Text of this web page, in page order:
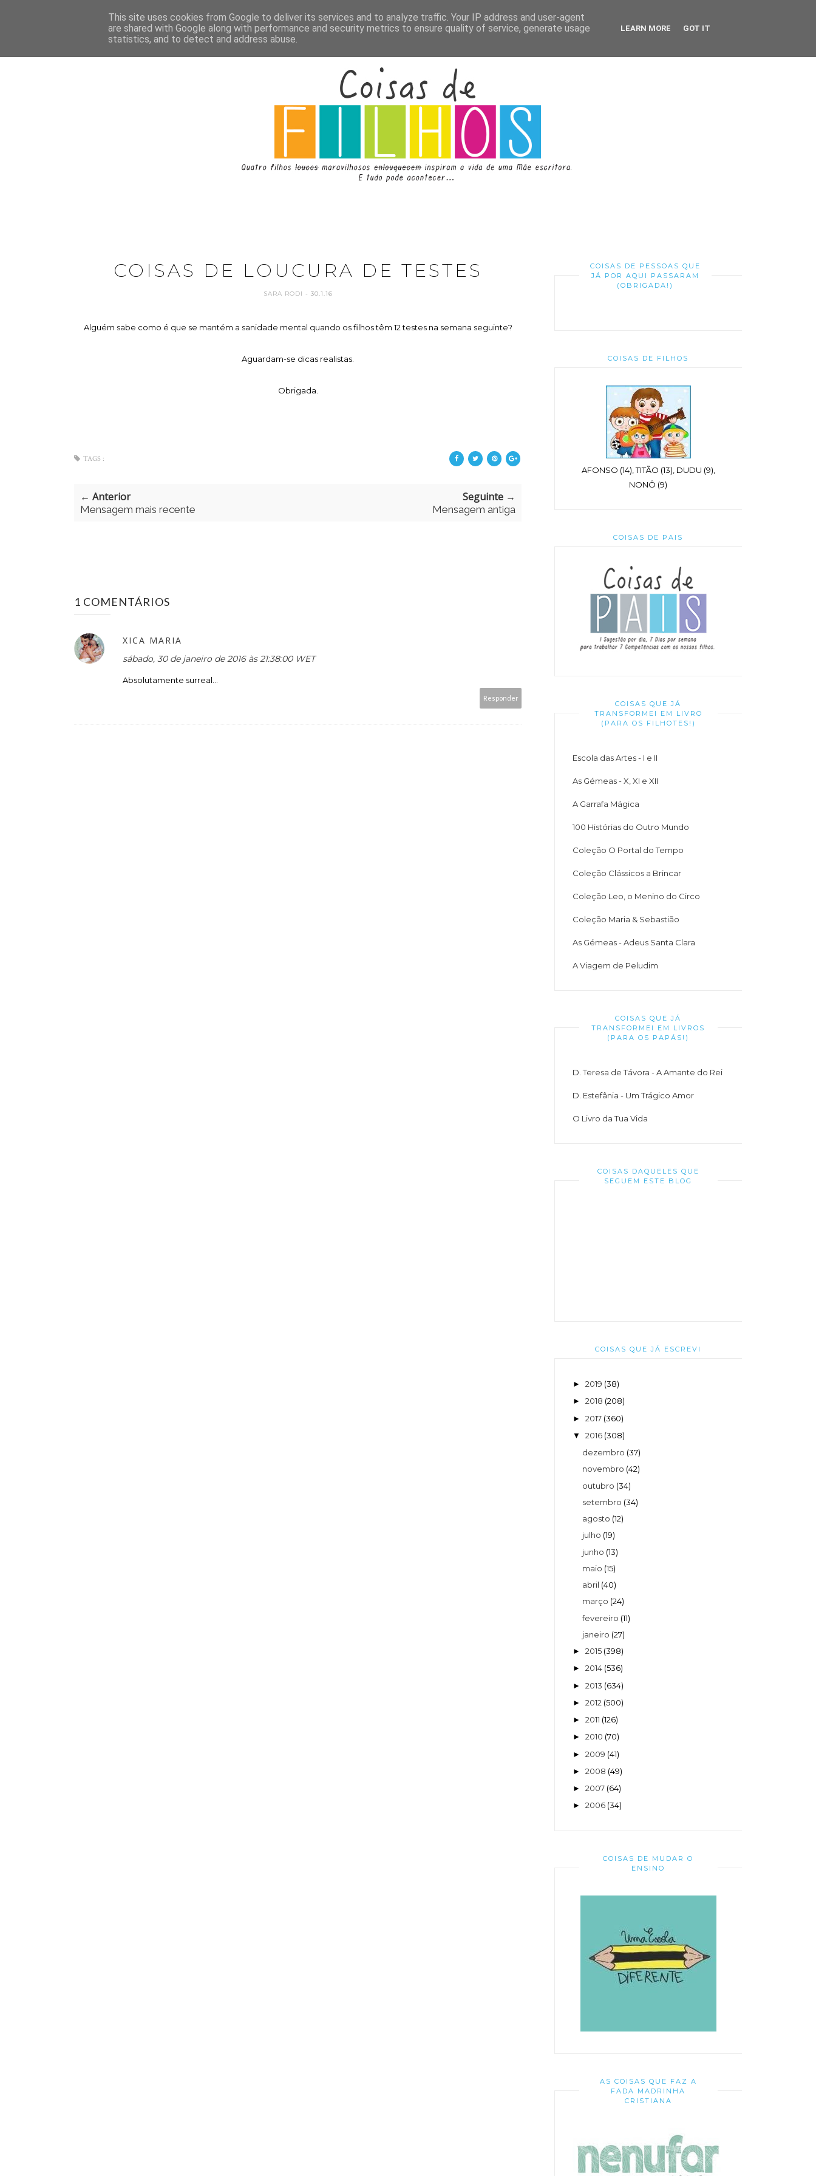
COISAS DE LOUCURA DE TESTES
SARA RODI - 30.1.16
Alguém sabe como é que se mantém a sanidade mental quando os filhos têm 12 testes na semana seguinte?
Aguardam-se dicas realistas.
Obrigada.
TAGS :
← Anterior
Mensagem mais recente
Seguinte →
Mensagem antiga
1 COMENTÁRIOS
XICA MARIA
sábado, 30 de janeiro de 2016 às 21:38:00 WET
Absolutamente surreal...
Responder
COISAS DE PESSOAS QUE
JÁ POR AQUI PASSARAM
(OBRIGADA!)
COISAS DE FILHOS
AFONSO (14), TITÃO (13), DUDU (9),
NONÔ (9)
COISAS DE PAIS
COISAS QUE JÁ
TRANSFORMEI EM LIVRO
(PARA OS FILHOTES!)
Escola das Artes - I e II
As Gémeas - X, XI e XII
A Garrafa Mágica
100 Histórias do Outro Mundo
Coleção O Portal do Tempo
Coleção Clássicos a Brincar
Coleção Leo, o Menino do Circo
Coleção Maria & Sebastião
As Gémeas - Adeus Santa Clara
A Viagem de Peludim
COISAS QUE JÁ
TRANSFORMEI EM LIVROS
(PARA OS PAPÁS!)
D. Teresa de Távora - A Amante do Rei
D. Estefânia - Um Trágico Amor
O Livro da Tua Vida
COISAS DAQUELES QUE
SEGUEM ESTE BLOG
COISAS QUE JÁ ESCREVI
► 2019 (38)
► 2018 (208)
► 2017 (360)
▼ 2016 (308)
dezembro (37)
novembro (42)
outubro (34)
setembro (34)
agosto (12)
julho (19)
junho (13)
maio (15)
abril (40)
março (24)
fevereiro (11)
janeiro (27)
► 2015 (398)
► 2014 (536)
► 2013 (634)
► 2012 (500)
► 2011 (126)
► 2010 (70)
► 2009 (41)
► 2008 (49)
► 2007 (64)
► 2006 (34)
COISAS DE MUDAR O
ENSINO
AS COISAS QUE FAZ A
FADA MADRINHA
CRISTIANA
This site uses cookies from Google to deliver its services and to analyze traffic. Your IP address and user-agent
are shared with Google along with performance and security metrics to ensure quality of service, generate usage
statistics, and to detect and address abuse.
LEARN MORE GOT IT